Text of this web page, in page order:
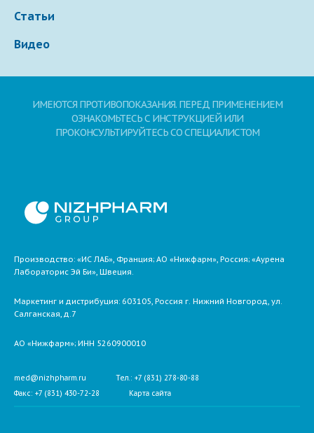
соглашениесайта.
Свернуть
Статьи
Видео
ИМЕЮТСЯ ПРОТИВОПОКАЗАНИЯ. ПЕРЕД ПРИМЕНЕНИЕМ
ОЗНАКОМЬТЕСЬ С ИНСТРУКЦИЕЙ ИЛИ
ПРОКОНСУЛЬТИРУЙТЕСЬ СО СПЕЦИАЛИСТОМ
Производство: «ИС ЛАБ», Франция; АО «Нижфарм», Россия; «Аурена
Лабораторис Эй Би», Швеция.
Маркетинг и дистрибуция: 603105, Россия г. Нижний Новгород, ул.
Салганская, д.7
АО «Нижфарм»; ИНН 5260900010
med@nizhpharm.ru
Тел.: +7 (831) 278-80-88
Факс: +7 (831) 430-72-28
Карта сайта